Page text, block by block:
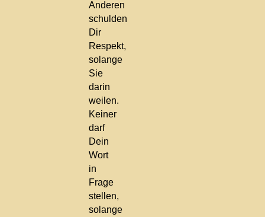
Anderen
schulden
Dir
Respekt,
solange
Sie
darin
weilen.
Keiner
darf
Dein
Wort
in
Frage
stellen,
solange